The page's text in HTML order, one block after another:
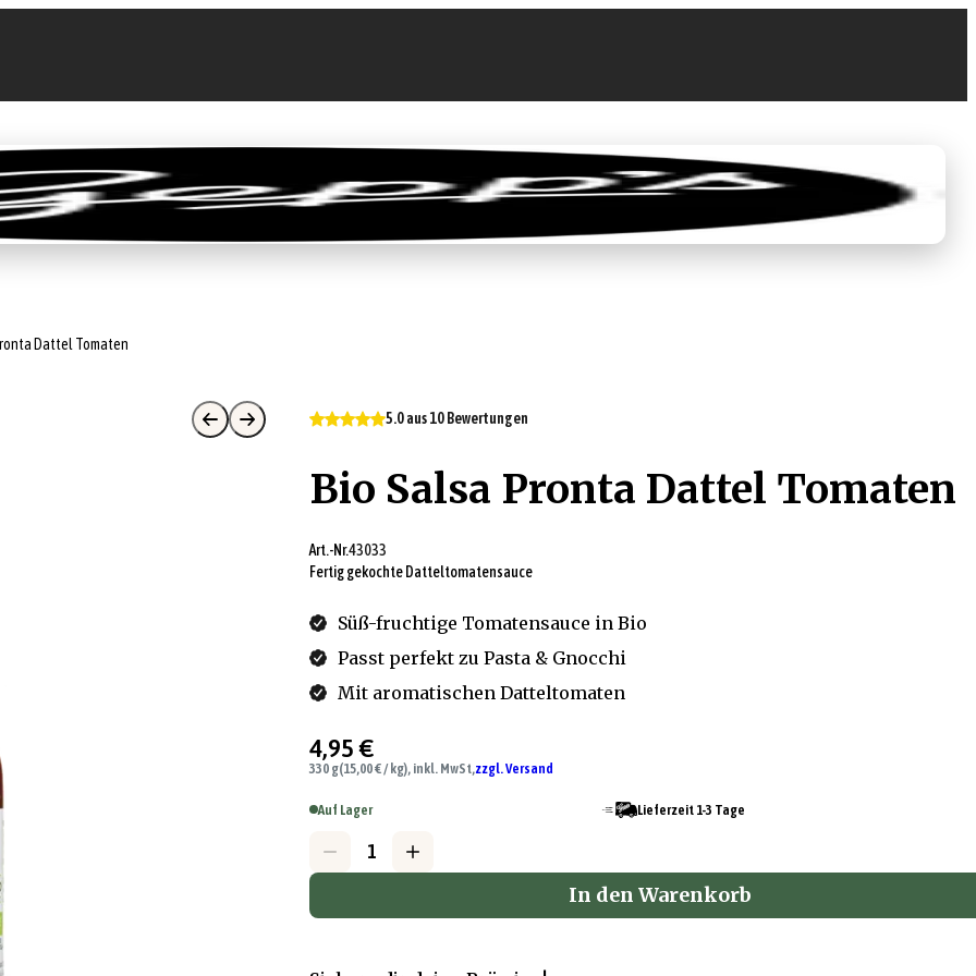
Feinkost-Abo Firmenkunden Sale 0,00 €
Dattel Tomaten
5.0 aus 10 Bewertungen
Bio Salsa Pronta Dattel Tomaten
Art.-Nr.43033
Fertig gekochte Datteltomatensauce
Süß-fruchtige Tomatensauce in Bio
Passt perfekt zu Pasta & Gnocchi
Mit aromatischen Datteltomaten
4,95 €
330 g(15,00 € / kg), inkl. MwSt,zzgl. Versand
Auf Lager Lieferzeit 1-3 Tage
In den Warenkorb